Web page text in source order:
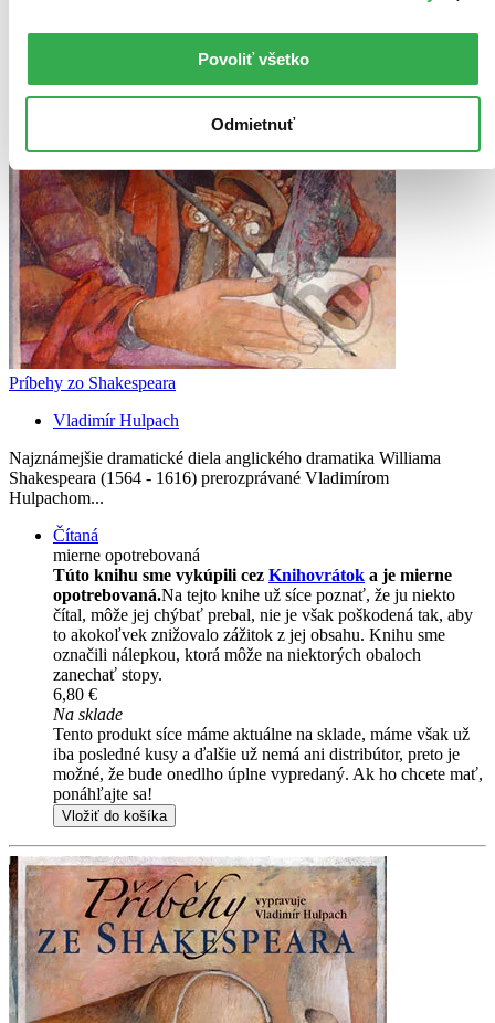
Povoliť všetko
Odmietnuť
Príbehy zo Shakespeara
Vladimír Hulpach
Najznámejšie dramatické diela anglického dramatika Williama
Shakespeara (1564 - 1616) prerozprávané Vladimírom
Hulpachom...
Čítaná
mierne opotrebovaná
Túto knihu sme vykúpili cez Knihovrátok a je mierne
opotrebovaná.Na tejto knihe už síce poznať, že ju niekto
čítal, môže jej chýbať prebal, nie je však poškodená tak, aby
to akokoľvek znižovalo zážitok z jej obsahu. Knihu sme
označili nálepkou, ktorá môže na niektorých obaloch
zanechať stopy.
6,80 €
Na sklade
Tento produkt síce máme aktuálne na sklade, máme však už
iba posledné kusy a ďalšie už nemá ani distribútor, preto je
možné, že bude onedlho úplne vypredaný. Ak ho chcete mať,
ponáhľajte sa!
Vložiť do košíka